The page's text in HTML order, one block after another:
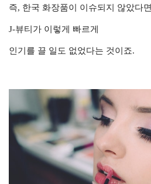
즉, 한국 화장품이 이슈되지 않았다면
J-뷰티가 이렇게 빠르게
인기를 끌 일도 없었다는 것이죠.